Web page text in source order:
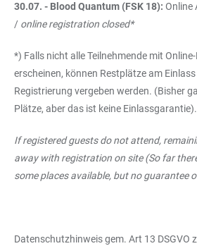
30.07. - Blood Quantum (FSK 18): Online
/ online registration closed*
*) Falls nicht alle Teilnehmende mit
erscheinen, können Restplätze am
Registrierung vergeben werden. (Bisher
Plätze, aber das ist keine Einlassgarantie).
If registered guests do not attend,
away with registration on site (So far
some places available, but no guarantee
Datenschutzhinweis gem. Art 13 DSGVO